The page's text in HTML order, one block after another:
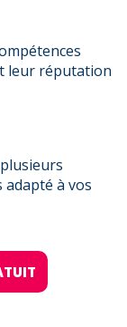
leur réputation
à vos